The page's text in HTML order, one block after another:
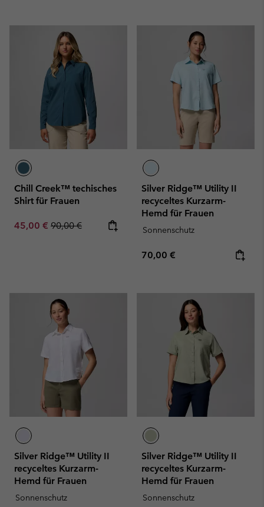
Chill Creek™ techisches
Shirt für Frauen
Sale price:
45,00 € Regular price:
90,00 €
Silver Ridge™ Utility II
recyceltes Kurzarm-
Hemd für Frauen
Sonnenschutz
Regular price:
70,00 €
Silver Ridge™ Utility II
recyceltes Kurzarm-
Hemd für Frauen
Sonnenschutz
Silver Ridge™ Utility II
recyceltes Kurzarm-
Hemd für Frauen
Sonnenschutz